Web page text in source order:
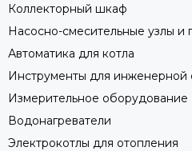
Коллекторный шкаф
Насосно-смесительные узлы и
Автоматика для котла
Инструменты для инженерной
Измерительное оборудование
Водонагреватели
Электрокотлы для отопления